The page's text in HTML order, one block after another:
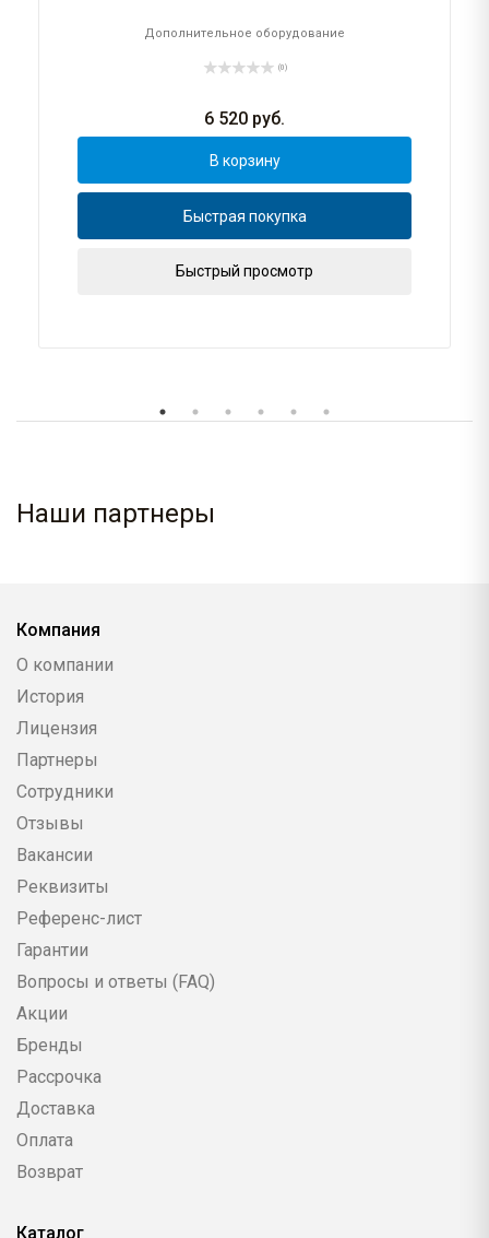
Дополнительное оборудование
(0)
6 520 руб.
В корзину
Быстрая покупка
Быстрый просмотр
Наши партнеры
Компания
О компании
История
Лицензия
Партнеры
Сотрудники
Отзывы
Вакансии
Реквизиты
Референс-лист
Гарантии
Вопросы и ответы (FAQ)
Акции
Бренды
Рассрочка
Доставка
Оплата
Возврат
Каталог